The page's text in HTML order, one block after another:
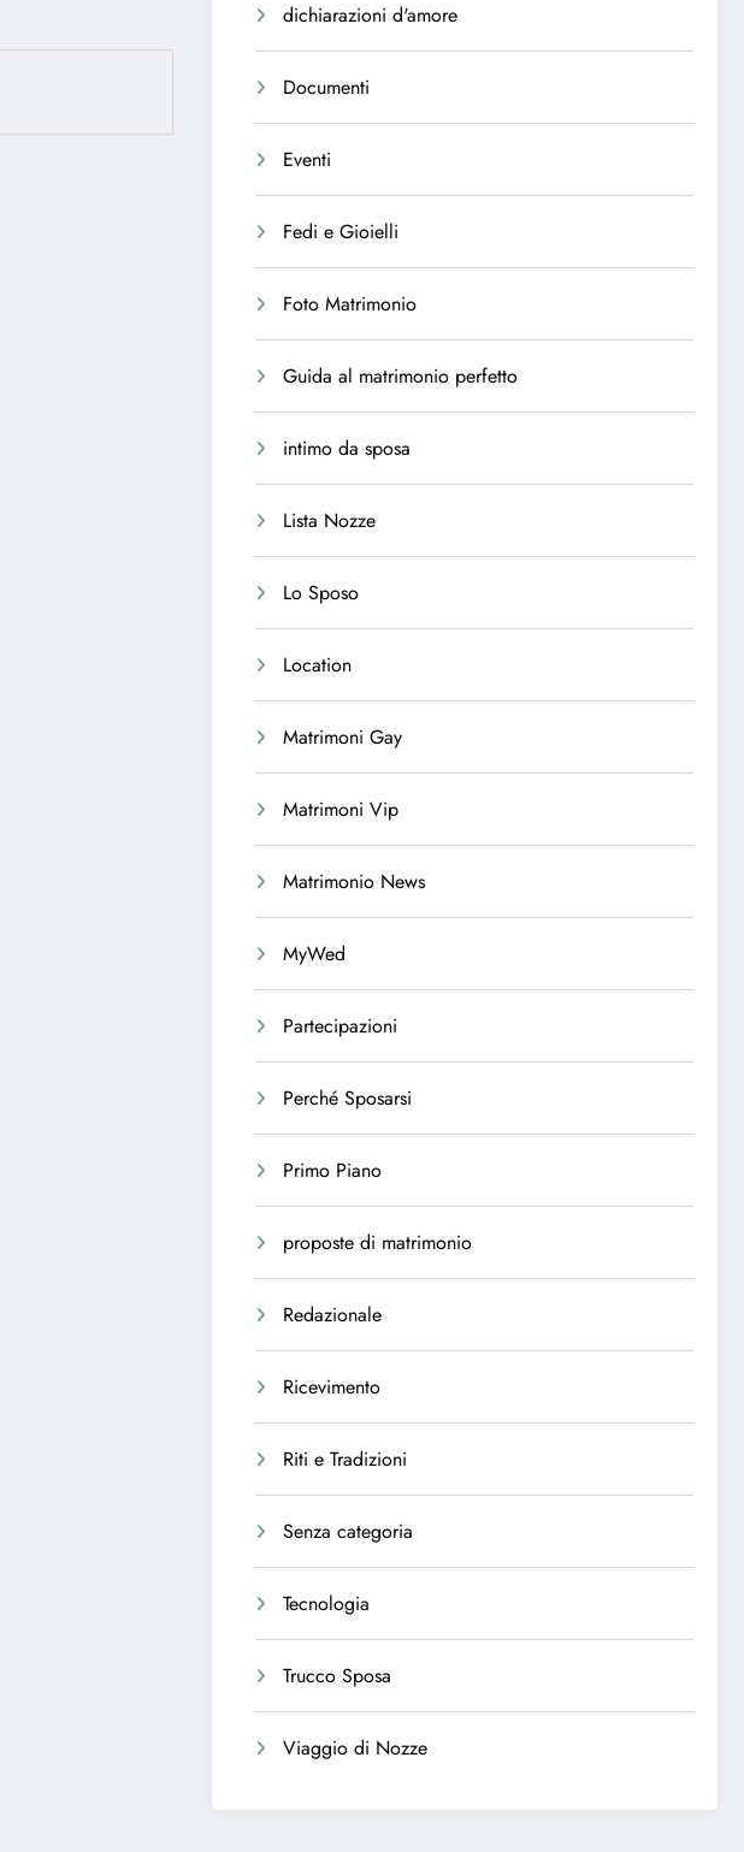
dichiarazioni d'amore
Documenti
Eventi
Fedi e Gioielli
Foto Matrimonio
Guida al matrimonio perfetto
intimo da sposa
Lista Nozze
Lo Sposo
Location
Matrimoni Gay
Matrimoni Vip
Matrimonio News
MyWed
Partecipazioni
Perché Sposarsi
Primo Piano
proposte di matrimonio
Redazionale
Ricevimento
Riti e Tradizioni
Senza categoria
Tecnologia
Trucco Sposa
Viaggio di Nozze